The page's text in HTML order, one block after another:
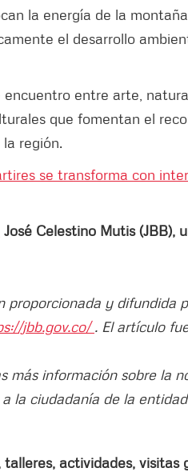
la energía de la
el desarrollo
encuentro entre arte,
que fomentan el
región.
se transforma con
José Celestino Mutis (JBB),
y difundida
jbb.gov.co/. El artículo
más información sobre la
la ciudadanía de la
actividades, visitas